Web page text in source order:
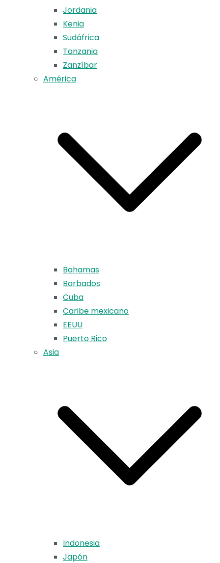
Jordania
Kenia
Sudáfrica
Tanzania
Zanzíbar
América
Bahamas
Barbados
Cuba
Caribe mexicano
EEUU
Puerto Rico
Asia
Indonesia
Japón